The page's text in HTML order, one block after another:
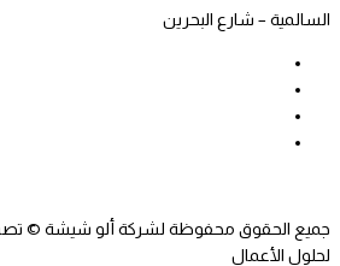
السالمية – شارع البحرين
جميع الحقوق محفوظة لشركة ألو شيشة ©
لحلول الأعمال